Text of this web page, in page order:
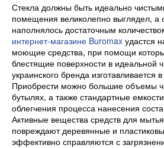
Стекла должны быть идеально
помещения великолепно выглядел, а
наполнялось достаточным
интернет-магазине Buromax удастся
моющие средства, при помощи
блестящие поверхности в идеальной
украинского бренда
Приобрести можно большие объемы
бутылях, а также стандартные
облегчения процесса нанесения
Активные вещества средств для
повреждают деревянные и
эффективно справляются с